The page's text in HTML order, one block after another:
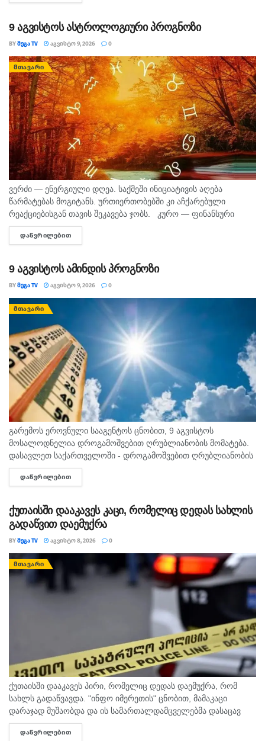
9 აგვისტოს ასტროლოგიური პროგნოზი
BYᲛᲔᲒᲐ TV ᲐᲒᲕᲘᲡᲢᲝ 9, 2026 0
ᲛᲗᲐᲕᲐᲠᲘ
ვერძი — ენერგიული დღეა. საქმეში ინიციატივის აღება
წარმატებას მოგიტანს. ურთიერთობებში კი აჩქარებული
რეაქციებისგან თავის შეკავება ჯობს. კურო — ფინანსური
საკითხების მოსაგვარებლად კარგი დღეა. შეიძლება
საინტერესო შესაძლებლობა გამოჩნდეს. პირად ცხოვრებაში...
ᲓᲐᲬᲕᲠᲘᲚᲔᲑᲘᲗ
9 აგვისტოს ამინდის პროგნოზი
BYᲛᲔᲒᲐ TV ᲐᲒᲕᲘᲡᲢᲝ 9, 2026 0
ᲛᲗᲐᲕᲐᲠᲘ
გარემოს ეროვნული სააგენტოს ცნობით, 9 აგვისტოს
მოსალოდნელია დროგამოშვებით ღრუბლიანობის მომატება.
დასავლეთ საქართველოში - დროგამოშვებით ღრუბლიანობის
მომატება. უმეტეს რაიონში ხანმოკლე წვიმა და ელჭექი, ზოგან
ძლიერი. დასავლეთის ქარი 10-15 მ/წმ, ელჭექის დროს
ᲓᲐᲬᲕᲠᲘᲚᲔᲑᲘᲗ
ქუთაისში დააკავეს კაცი, რომელიც დედას სახლის
გადაწვით დაემუქრა
BYᲛᲔᲒᲐ TV ᲐᲒᲕᲘᲡᲢᲝ 8, 2026 0
ᲛᲗᲐᲕᲐᲠᲘ
ქუთაისში დააკავეს პირი, რომელიც დედას დაემუქრა, რომ
სახლს გადაწვავდა. "ინფო იმერეთის" ცნობით, მამაკაცი
დარაჯად მუშაობდა და ის სამართალდამცველებმა დასაცავ
ობიექტზე აიყვანეს. შსს-ს ინფორმაციით, დაკავებულს
სისხლის სამართლის კოდექსის 11 პრიმა...
ᲓᲐᲬᲕᲠᲘᲚᲔᲑᲘᲗ